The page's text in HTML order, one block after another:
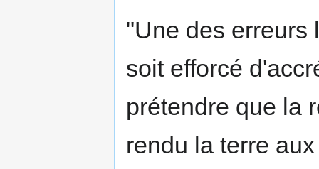
"Une des erreurs
soit efforcé
prétendre que la
rendu la terre